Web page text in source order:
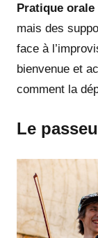
Pratique
mais des
face à
bienvenue et
comment la
Le